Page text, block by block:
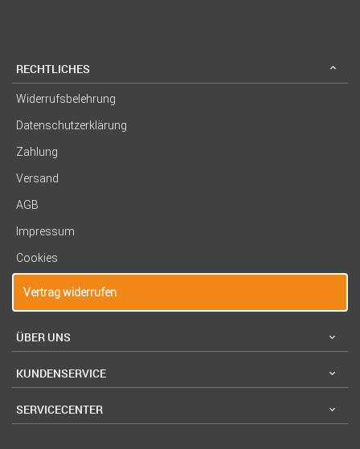
RECHTLICHES
Widerrufsbelehrung
Datenschutzerklärung
Zahlung
Versand
AGB
Impressum
Cookies
Vertrag widerrufen
ÜBER UNS
KUNDENSERVICE
SERVICECENTER